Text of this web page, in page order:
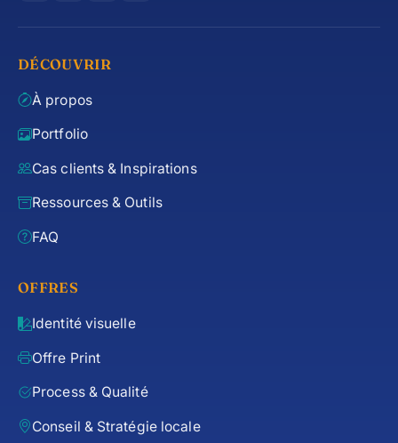
DÉCOUVRIR
À propos
Portfolio
Cas clients & Inspirations
Ressources & Outils
FAQ
OFFRES
Identité visuelle
Offre Print
Process & Qualité
Conseil & Stratégie locale